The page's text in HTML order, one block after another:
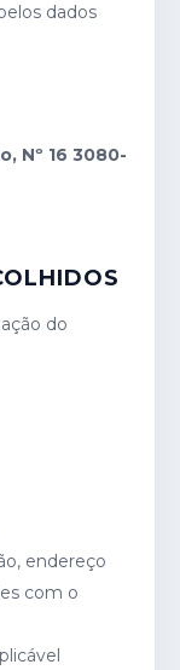
dados
Nº 16 3080-
do
endereço
com o